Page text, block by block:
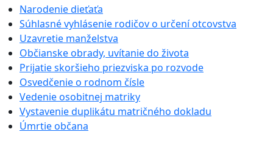
Narodenie dieťaťa
Súhlasné vyhlásenie rodičov o určení otcovstva
Uzavretie manželstva
Občianske obrady, uvítanie do života
Prijatie skoršieho priezviska po rozvode
Osvedčenie o rodnom čísle
Vedenie osobitnej matriky
Vystavenie duplikátu matričného dokladu
Úmrtie občana